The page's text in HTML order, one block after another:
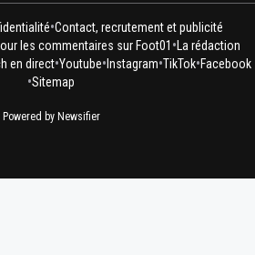
•Contact, recrutement et publicité
les commentaires sur Foot01 •La rédaction
en direct•Youtube•Instagram•TikTok•Facebook
•Sitemap
Powered by Newsifier